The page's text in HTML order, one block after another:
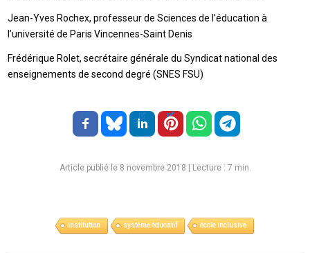
Jean-Yves Rochex, professeur de Sciences de l’éducation à
l’université de Paris Vincennes-Saint Denis
Frédérique Rolet, secrétaire générale du Syndicat national des
enseignements de second degré (SNES FSU)
Article publié le 8 novembre 2018|Lecture : 7 min.
institution système éducatif école inclusive